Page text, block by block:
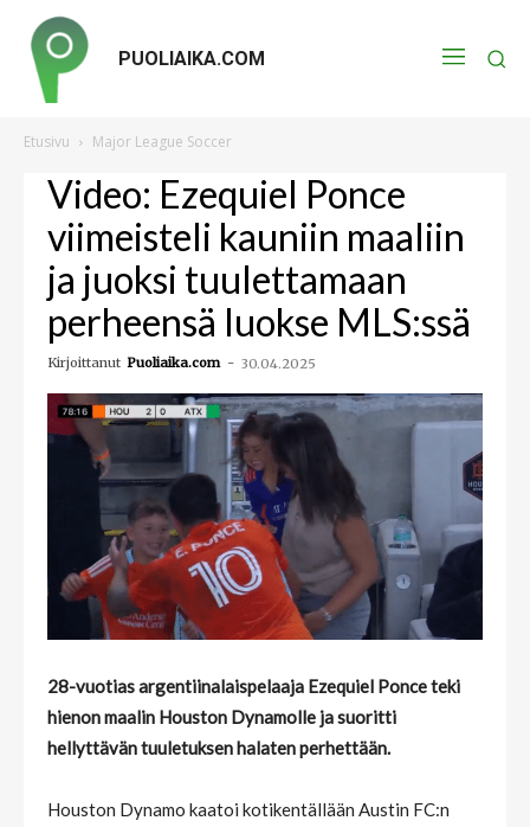
PUOLIAIKA.COM
Etusivu Major League Soccer
Video: Ezequiel Ponce
viimeisteli kauniin maaliin
ja juoksi tuulettamaan
perheensä luokse MLS:ssä
Kirjoittanut Puoliaika.com - 30.04.2025
28-vuotias argentiinalaispelaaja Ezequiel Ponceteki
hienon maalin Houston Dynamolle ja suoritti
hellyttävän tuuletuksen halaten perhettään.
Houston Dynamo kaatoi kotikentällään Austin FC:n